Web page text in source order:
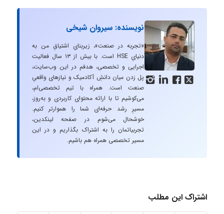
   
نویسنده: سیروان شیخی
«تجربه در صنعت»، زیربنایِ اشتیاقِ من به
دنیایِ HSE است. با بیش از ۱۳ سال فعالیت
اجرایی و تخصصی، هدفم در این وب‌سایت،
پل زدن میان دانشِ آکادمیک و نیازهای واقعیِ
صنعت است. همراه با تیم تخصصی‌ام،
می‌کوشیم تا با ارائه محتوای کاربردی و به‌روز،
مسیرِ رشد حرفه‌ای شما را هموارتر کنیم.
خوشحال می‌شوم در صفحه لینکدین،
تجربیاتمان را به اشتراک بگذاریم و در این
مسیر تخصصی همراه هم باشیم.
اشتراک این مطلب